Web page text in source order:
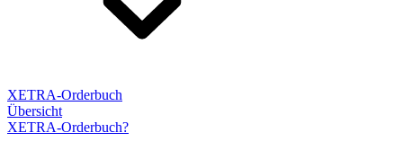
XETRA-Orderbuch
Übersicht
XETRA-Orderbuch?